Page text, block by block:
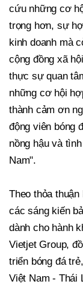
cứu những cơ
trọng hơn, sự
kinh doanh mà
cộng đồng xã
thực sự quan
những cơ hội
thành cảm ơn
động viên bóng
nồng hậu và
Nam".
Theo thỏa
các sáng kiến
dành cho hành
Vietjet Group,
triển bóng đá
Việt Nam - Thái